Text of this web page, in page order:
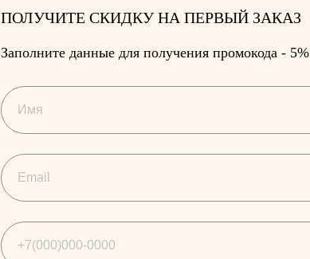
ПОЛУЧИТЕ СКИДКУ НА ПЕРВЫЙ ЗАКАЗ
Заполните данные для получения промокода - 5%